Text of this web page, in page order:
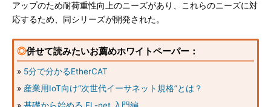
アップのため耐荷重性向上のニーズがあり、これらのニーズに対
応するため、同シリーズが開発された。
◎併せて読みたいお薦めホワイトペーパー：
» 5分で分かるEtherCAT
» 産業用IoT向け“次世代イーサネット規格”とは？